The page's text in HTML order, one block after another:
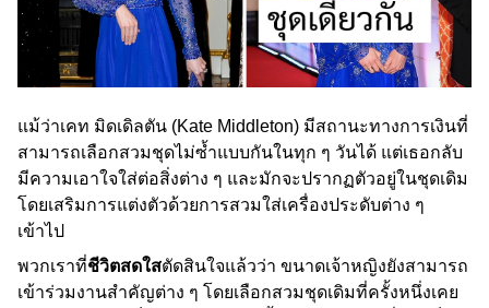
แม้ว่าเคท มิดเดิลตัน (Kate Middleton) มีสถานะทางการเงินที่
สามารถเลือกสวมชุดไม่ซ้ำแบบกันในทุก ๆ วันได้ แต่เธอกลับ
มีความเอาใจใส่ต่อสิ่งต่าง ๆ และมักจะปรากฏตัวอยู่ในชุดเดิม
โดยเสริมการแต่งตัวด้วยการสวมใส่เครื่องประดับต่าง ๆ
เข้าไป
พวกเราที่ชีวิตสดใสตัดสินใจแล้วว่า ขนาดเจ้าหญิงยังสามารถ
เข้าร่วมงานสำคัญต่าง ๆ โดยเลือกสวมชุดเดิมที่ครั้งหนึ่งเคย